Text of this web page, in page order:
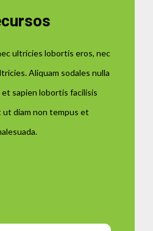
ultricies lobortis eros, nec
Aliquam sodales nulla
et sapien lobortis facilisis
ut diam non tempus et